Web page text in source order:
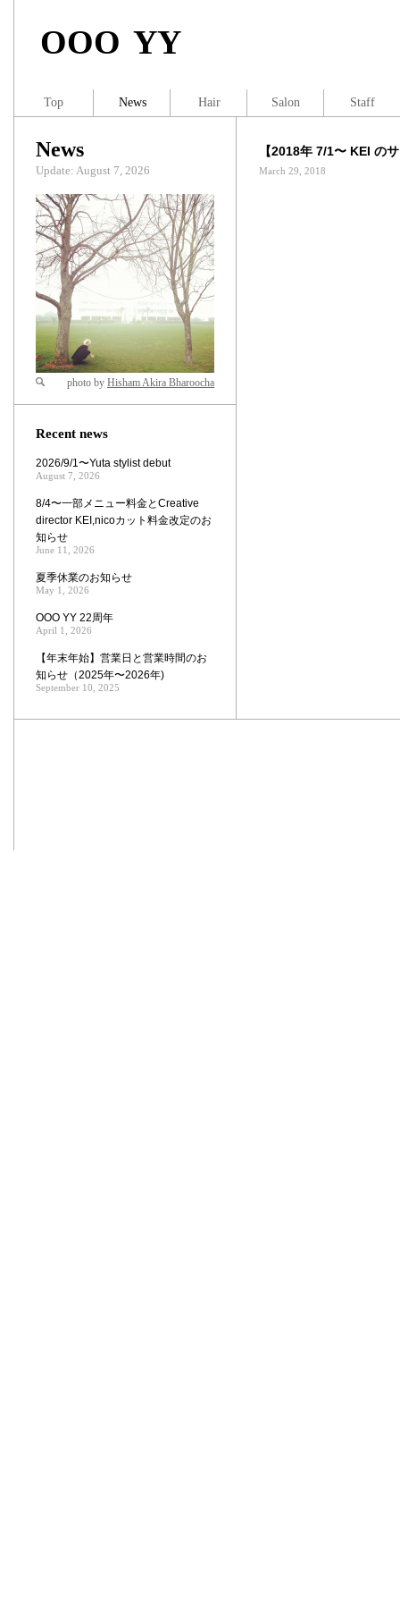
OOO YY
【2018年 7/1〜 KEI の
March 29, 2018
News
Update: August 7, 2026
Zoom
photo by Hisham Akira Bharoocha
Recent news
2026/9/1〜Yuta stylist debut
August 7, 2026
8/4〜一部メニュー料金とCreative
director KEI,nicoカット料金改定のお
知らせ
June 11, 2026
夏季休業のお知らせ
May 1, 2026
OOO YY 22周年
April 1, 2026
【年末年始】営業日と営業時間のお
知らせ（2025年〜2026年)
September 10, 2025
Top News Hair Salon Staff